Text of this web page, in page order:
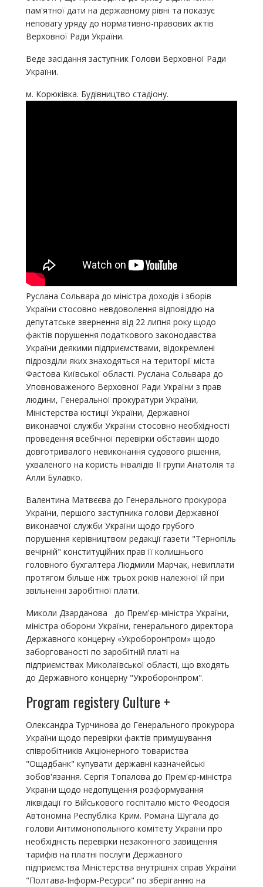
пам'ятної дати на державному рівні та показує
неповагу уряду до нормативно-правових актів
Верховної Ради України.
Веде засідання заступник Голови Верховної Ради
України.
м. Корюківка. Будівництво стадіону.
Руслана Сольвара до міністра доходів і зборів
України стосовно невдоволення відповіддю на
депутатське звернення від 22 липня року щодо
фактів порушення податкового законодавства
України деякими підприємствами, відокремлені
підрозділи яких знаходяться на території міста
Фастова Київської області. Руслана Сольвара до
Уповноваженого Верховної Ради України з прав
людини, Генеральної прокуратури України,
Міністерства юстиції України, Державної
виконавчої служби України стосовно необхідності
проведення всебічної перевірки обставин щодо
довготривалого невиконання судового рішення,
ухваленого на користь інвалідів ІІ групи Анатолія та
Алли Булавко.
Валентина Матвєєва до Генерального прокурора
України, першого заступника голови Державної
виконавчої служби України щодо грубого
порушення керівництвом редакції газети "Тернопіль
вечірній" конституційних прав її колишнього
головного бухгалтера Людмили Марчак, невиплати
протягом більше ніж трьох років належної їй при
звільненні заробітної плати.
Миколи Дзарданова до Прем'єр-міністра України,
міністра оборони України, генерального директора
Державного концерну «Укроборонпром» щодо
заборгованості по заробітній платі на
підприємствах Миколаївської області, що входять
до Державного концерну "Укроборонпром".
Program registery Culture +
Олександра Турчинова до Генерального прокурора
України щодо перевірки фактів примушування
співробітників Акціонерного товариства
"Ощадбанк" купувати державні казначейські
зобов'язання. Сергія Топалова до Прем'єр-міністра
України щодо недопущення розформування
ліквідації го Військового госпіталю місто Феодосія
Автономна Республіка Крим. Романа Шугала до
голови Антимонопольного комітету України про
необхідність перевірки незаконного завищення
тарифів на платні послуги Державного
підприємства Міністерства внутрішніх справ України
"Полтава-Інформ-Ресурси" по зберіганню на